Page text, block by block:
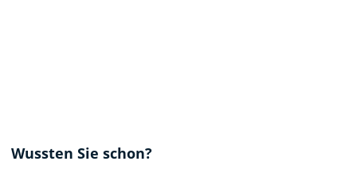
Wussten Sie schon?